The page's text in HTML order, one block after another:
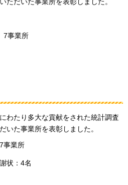
ただいた事業所を表彰しました。
7事業所
わたり多大な貢献をされた統計調査
いた事業所を表彰しました。
事業所
状：4名